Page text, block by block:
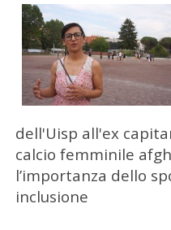
dell'Uisp all'ex
calcio femminile
l’importanza dello
inclusione